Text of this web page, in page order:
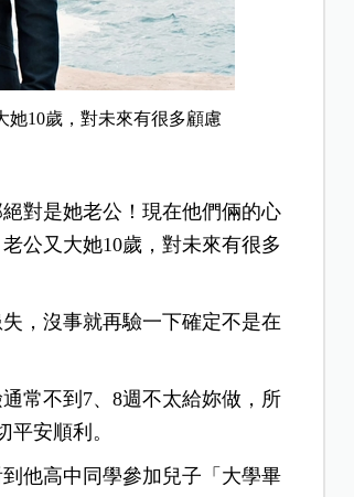
10歲，對未來有很多顧慮
對是她老公！現在他們倆的心
公又大她10歲，對未來有很多
，沒事就再驗一下確定不是在
常不到7、8週不太給妳做，所
安順利。
他高中同學參加兒子「大學畢